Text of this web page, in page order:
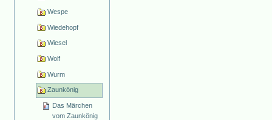
Wespe
Wiedehopf
Wiesel
Wolf
Wurm
Zaunkönig
Das Märchen
vom Zaunkönig